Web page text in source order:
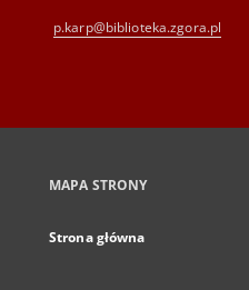
p.karp@biblioteka.zgora.pl
MAPA STRONY
Strona główna